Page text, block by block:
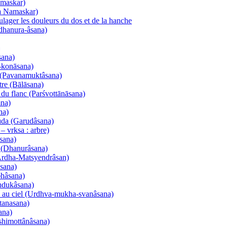
Namaskar)
les douleurs du dos et de la hanche
âsana)
(Bālāsana)
flanc (Parśvottānāsana)
(Garudâsana)
vrksa : arbre)
Matsyendrâsan)
ciel (Urdhva-mukha-svanâsana)